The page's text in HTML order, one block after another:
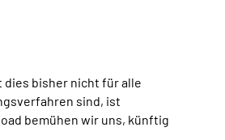
dies bisher nicht für alle
sind, ist
bemühen wir uns, künftig